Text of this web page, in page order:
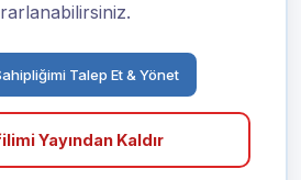
Talep Et & Yönet
Yayından Kaldır